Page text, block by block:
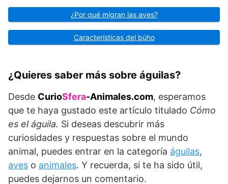
¿Por qué migran las aves?
Características del búho
¿Quieres saber más sobre águilas?
Desde CurioSfera-Animales.com, esperamos
que te haya gustado este artículo titulado Cómo
es el águila. Si deseas descubrir más
curiosidades y respuestas sobre el mundo
animal, puedes entrar en la categoría águilas,
aves o animales. Y recuerda, si te ha sido útil,
puedes dejarnos un comentario.